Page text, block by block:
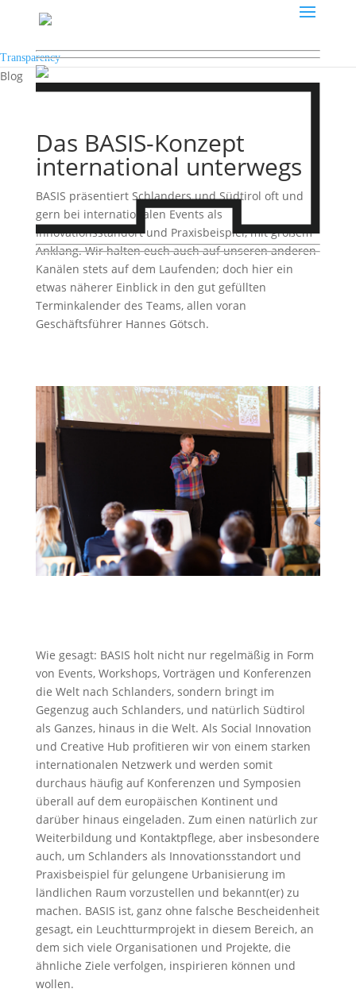
Transparency
Blog
Das BASIS-Konzept
international unterwegs
BASIS präsentiert Schlanders und Südtirol oft und
gern bei internationalen Events als
Innovationsstandort und Praxisbeispiel, mit großem
Anklang. Wir halten euch auch auf unseren anderen
Kanälen stets auf dem Laufenden; doch hier ein
etwas näherer Einblick in den gut gefüllten
Terminkalender des Teams, allen voran
Geschäftsführer Hannes Götsch.
Wie gesagt: BASIS holt nicht nur regelmäßig in Form
von Events, Workshops, Vorträgen und Konferenzen
die Welt nach Schlanders, sondern bringt im
Gegenzug auch Schlanders, und natürlich Südtirol
als Ganzes, hinaus in die Welt. Als Social Innovation
und Creative Hub profitieren wir von einem starken
internationalen Netzwerk und werden somit
durchaus häufig auf Konferenzen und Symposien
überall auf dem europäischen Kontinent und
darüber hinaus eingeladen. Zum einen natürlich zur
Weiterbildung und Kontaktpflege, aber insbesondere
auch, um Schlanders als Innovationsstandort und
Praxisbeispiel für gelungene Urbanisierung im
ländlichen Raum vorzustellen und bekannt(er) zu
machen. BASIS ist, ganz ohne falsche Bescheidenheit
gesagt, ein Leuchtturmprojekt in diesem Bereich, an
dem sich viele Organisationen und Projekte, die
ähnliche Ziele verfolgen, inspirieren können und
wollen.